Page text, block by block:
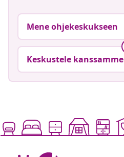
Mene ohjekeskukseen
Keskustele kanssamme